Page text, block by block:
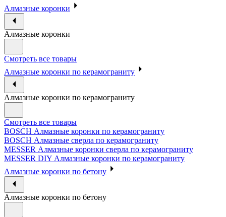
Алмазные коронки
Алмазные коронки
Смотреть все товары
Алмазные коронки по керамограниту
Алмазные коронки по керамограниту
Смотреть все товары
BOSCH Алмазные коронки по керамограниту
BOSCH Алмазные сверла по керамограниту
MESSER Алмазные коронки сверла по керамограниту
MESSER DIY Алмазные коронки по керамограниту
Алмазные коронки по бетону
Алмазные коронки по бетону